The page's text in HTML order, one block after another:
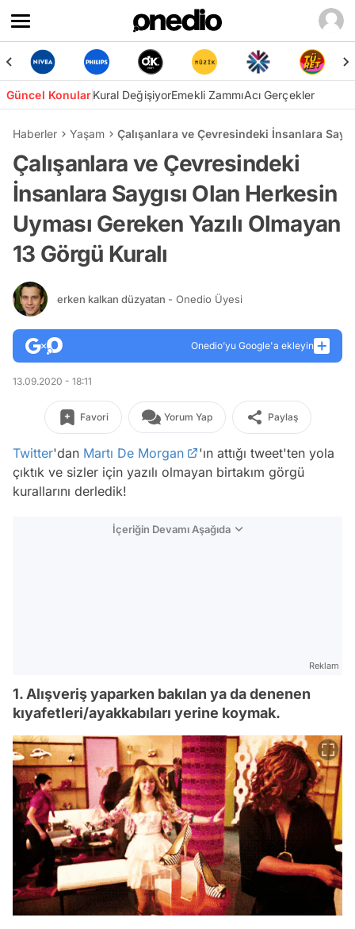
Güncel KonularKural DeğişiyorEmekli ZammıAcı Gerçekler
Haberler Yaşam Çalışanlara ve Çevresindeki İnsanlara
Çalışanlara ve Çevresindeki
İnsanlara Saygısı Olan Herkesin
Uyması Gereken Yazılı Olmayan
13 Görgü Kuralı
erken kalkan düzyatan - Onedio Üyesi
Onedio’yu Google'a ekleyin
13.09.2020 - 18:11
Favori Yorum Yap Paylaş
Twitter'dan Martı De Morgan
'ın attığı tweet'ten yola
çıktık ve sizler için yazılı olmayan birtakım görgü
kurallarını derledik!
İçeriğin Devamı Aşağıda
Reklam
1. Alışveriş yaparken bakılan ya da denenen
kıyafetleri/ayakkabıları yerine koymak.